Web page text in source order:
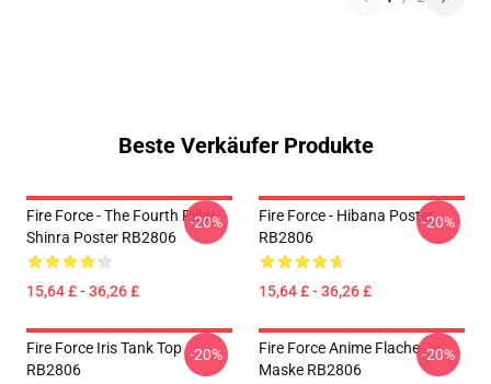
Beste Verkäufer Produkte
Fire Force - The Fourth Pillar
Shinra Poster RB2806
15,64 £ - 36,26 £
-20%
Fire Force - Hibana Poster
RB2806
15,64 £ - 36,26 £
-20%
Fire Force Iris Tank Top
RB2806
-20%
Fire Force Anime Flache
Maske RB2806
-20%